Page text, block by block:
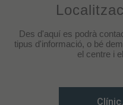
Des d'aquí es podrà
tipus d'informació, o bé
el centre i